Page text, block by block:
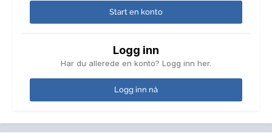
Start en konto
Logg inn
Har du allerede en konto? Logg inn her.
Logg inn nå